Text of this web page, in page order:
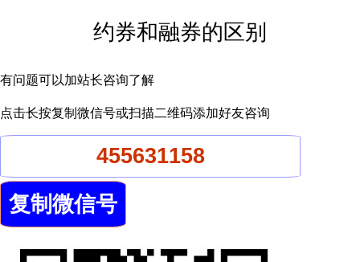
约券和融券的区别
有问题可以加站长咨询了解
点击长按复制微信号或扫描二维码添加好友咨询